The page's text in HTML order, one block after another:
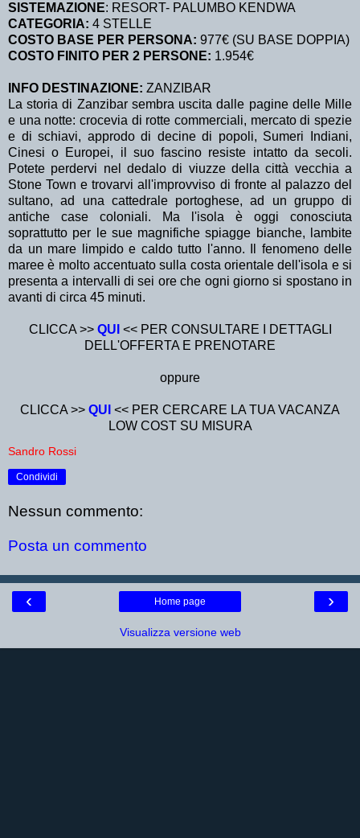
SISTEMAZIONE: RESORT- PALUMBO KENDWA
CATEGORIA: 4 STELLE
COSTO BASE PER PERSONA: 977€ (SU BASE DOPPIA)
COSTO FINITO PER 2 PERSONE: 1.954€
INFO DESTINAZIONE: ZANZIBAR
La storia di Zanzibar sembra uscita dalle pagine delle Mille
e una notte: crocevia di rotte commerciali, mercato di spezie
e di schiavi, approdo di decine di popoli, Sumeri Indiani,
Cinesi o Europei, il suo fascino resiste intatto da secoli.
Potete perdervi nel dedalo di viuzze della città vecchia a
Stone Town e trovarvi all'improvviso di fronte al palazzo del
sultano, ad una cattedrale portoghese, ad un gruppo di
antiche case coloniali. Ma l'isola è oggi conosciuta
soprattutto per le sue magnifiche spiagge bianche, lambite
da un mare limpido e caldo tutto l'anno. Il fenomeno delle
maree è molto accentuato sulla costa orientale dell'isola e si
presenta a intervalli di sei ore che ogni giorno si spostano in
avanti di circa 45 minuti.
CLICCA >> QUI << PER CONSULTARE I DETTAGLI
DELL'OFFERTA E PRENOTARE
oppure
CLICCA >> QUI << PER CERCARE LA TUA VACANZA
LOW COST SU MISURA
Sandro Rossi
Condividi
Nessun commento:
Posta un commento
‹ ›
Home page
Visualizza versione web